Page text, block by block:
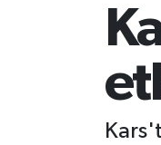
Iğdır Trafik
Süper Lig
Tüm Manşetler